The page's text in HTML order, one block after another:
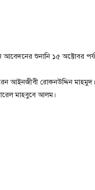
শুনানি ১৫ অক্টোবর
আইনজীবী রোকনউদ্দিন
মাহবুবে আলম।